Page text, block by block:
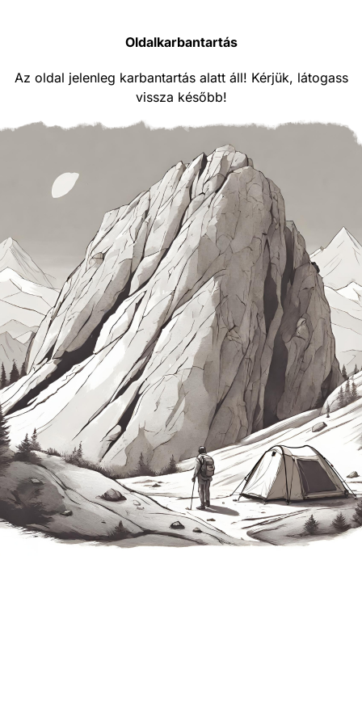
Oldalkarbantartás
Az oldal jelenleg karbantartás alatt áll! Kérjük, látogass
vissza később!